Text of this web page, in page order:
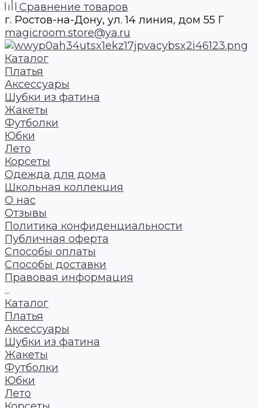
Сравнение товаров
г. Ростов-на-Дону, ул. 14 линия, дом 55 Г
magicroom.store@ya.ru
Каталог
Платья
Аксессуары
Шубки из фатина
Жакеты
Футболки
Юбки
Лето
Корсеты
Одежда для дома
Школьная коллекция
О нас
Отзывы
Политика конфиденциальности
Публичная оферта
Способы оплаты
Способы доставки
Правовая информация
...
Каталог
Платья
Аксессуары
Шубки из фатина
Жакеты
Футболки
Юбки
Лето